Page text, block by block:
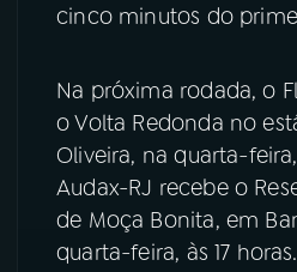
08FESTIVAL DE MÚSICA
ACOMPANHE A RÁDIO NACIONAL
YouTube
cinco minutos do
Na próxima rodada, o
o Volta Redonda no
Oliveira, na quarta-
Audax-RJ recebe o
de Moça Bonita, em
quarta-feira, às 17 horas.